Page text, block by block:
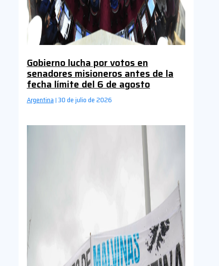
Gobierno lucha por votos en
senadores misioneros antes de la
fecha límite del 6 de agosto
Argentina | 30 de julio de 2026